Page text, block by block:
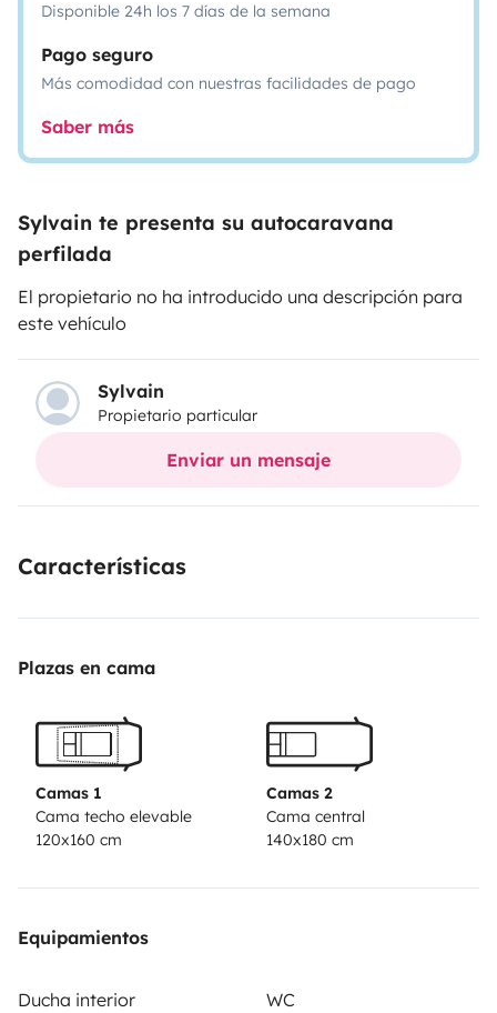
Disponible 24h los 7 días de la semana
Pago seguro
Más comodidad con nuestras facilidades de pago
Saber más
Sylvain te presenta su autocaravana
perfilada
El propietario no ha introducido una descripción para
este vehículo
Sylvain
Propietario particular
Enviar un mensaje
Características
Plazas en cama
Camas 1
Cama techo elevable
120x160 cm
Camas 2
Cama central
140x180 cm
Equipamientos
Ducha interior
WC